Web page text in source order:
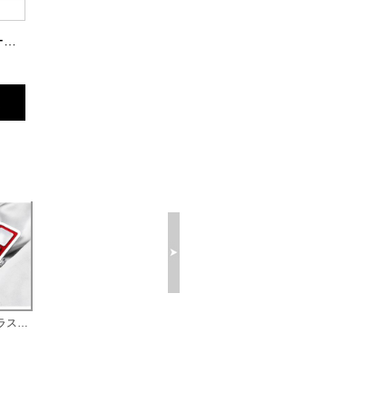
【数量限定】ブラストチタン印鑑 印鑑ケース付